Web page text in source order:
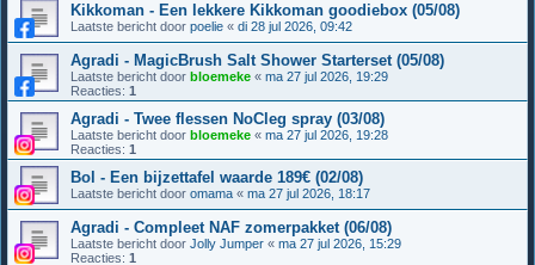
Kikkoman - Een lekkere Kikkoman goodiebox (05/08)
Laatste bericht door poelie « di 28 jul 2026, 09:42
Agradi - MagicBrush Salt Shower Starterset (05/08)
Laatste bericht door bloemeke « ma 27 jul 2026, 19:29
Reacties: 1
Agradi - Twee flessen NoCleg spray (03/08)
Laatste bericht door bloemeke « ma 27 jul 2026, 19:28
Reacties: 1
Bol - Een bijzettafel waarde 189€ (02/08)
Laatste bericht door omama « ma 27 jul 2026, 18:17
Agradi - Compleet NAF zomerpakket (06/08)
Laatste bericht door Jolly Jumper « ma 27 jul 2026, 15:29
Reacties: 1